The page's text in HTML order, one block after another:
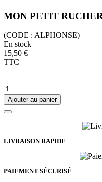
MON PETIT
(CODE : ALPHONSE)
En stock
15,50 €
TTC
Ajouter au panier
LIVRAISON RAPIDE
PAIEMENT SÉCURISÉ